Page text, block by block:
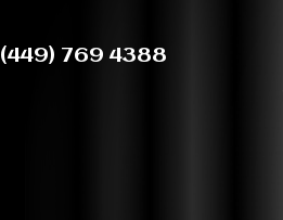
(449) 769 4388